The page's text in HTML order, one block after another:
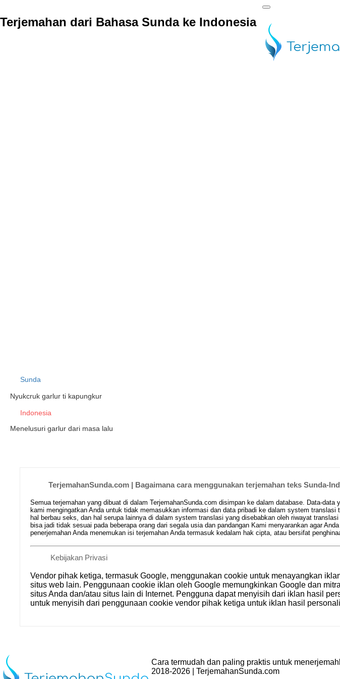
Terjemahan dari Bahasa Sunda ke Indonesia
Sunda
Nyukcruk garlur ti kapungkur
Indonesia
Menelusuri garlur dari masa lalu
TerjemahanSunda.com | Bagaimana cara menggunakan terjemahan teks Sunda-
Semua terjemahan yang dibuat di dalam TerjemahanSunda.com disimpan ke dalam database. Data-
kami mengingatkan Anda untuk tidak memasukkan informasi dan data pribadi ke dalam system
hal berbau seks, dan hal serupa lainnya di dalam system translasi yang disebabkan oleh riwayat
bisa jadi tidak sesuai pada beberapa orang dari segala usia dan pandangan Kami menyarankan agar
penerjemahan Anda menemukan isi terjemahan Anda termasuk kedalam hak cipta, atau bersifat
Kebijakan Privasi
Vendor pihak ketiga, termasuk Google, menggunakan cookie untuk menayangkan
situs web lain. Penggunaan cookie iklan oleh Google memungkinkan Google dan
situs Anda dan/atau situs lain di Internet. Pengguna dapat menyisih dari iklan hasil
untuk menyisih dari penggunaan cookie vendor pihak ketiga untuk iklan hasil
Cara termudah dan paling praktis untuk
2018-2026 | TerjemahanSunda.com